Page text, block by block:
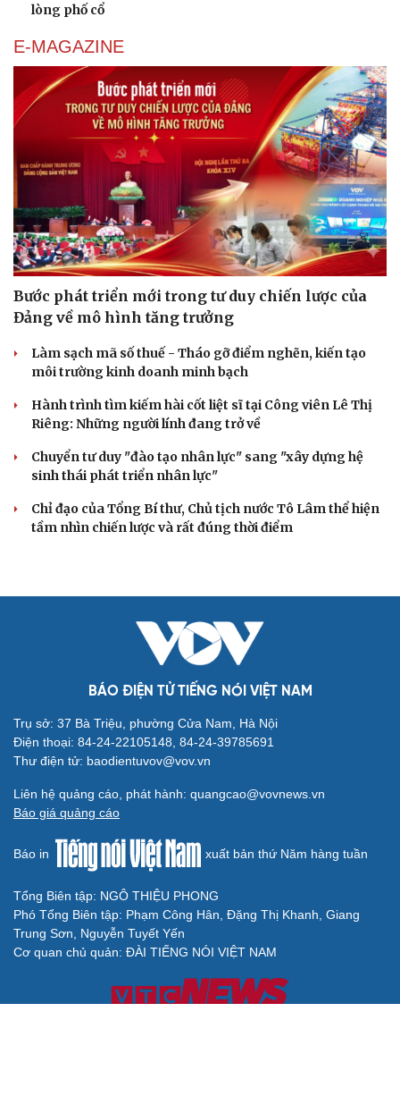
Cải chính
lòng phố cổ
E-MAGAZINE
Bước phát triển mới trong tư duy chiến lược của
Đảng về mô hình tăng trưởng
Làm sạch mã số thuế - Tháo gỡ điểm nghẽn, kiến tạo
môi trường kinh doanh minh bạch
Hành trình tìm kiếm hài cốt liệt sĩ tại Công viên Lê Thị
Riêng: Những người lính đang trở về
Chuyển tư duy "đào tạo nhân lực" sang "xây dựng hệ
sinh thái phát triển nhân lực"
Chỉ đạo của Tổng Bí thư, Chủ tịch nước Tô Lâm thể hiện
tầm nhìn chiến lược và rất đúng thời điểm
BÁO ĐIỆN TỬ TIẾNG NÓI VIỆT NAM
Trụ sở: 37 Bà Triệu, phường Cửa Nam, Hà Nội
Điện thoại: 84-24-22105148, 84-24-39785691
Thư điện tử: baodientuvov@vov.vn
Liên hệ quảng cáo, phát hành: quangcao@vovnews.vn
Báo giá quảng cáo
Báo in xuất bản thứ Năm hàng tuần
Tổng Biên tập: NGÔ THIỆU PHONG
Phó Tổng Biên tập: Phạm Công Hân, Đặng Thị Khanh, Giang
Trung Sơn, Nguyễn Tuyết Yến
Cơ quan chủ quản: ĐÀI TIẾNG NÓI VIỆT NAM